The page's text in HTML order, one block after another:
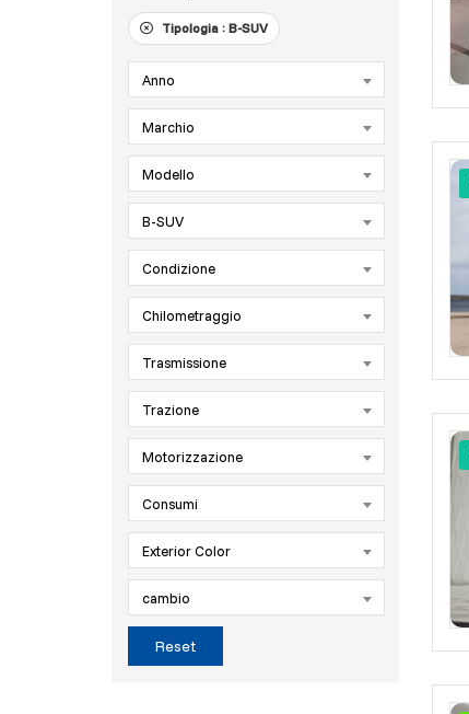
Tipologia : B-SUV
Anno
Marchio
Modello
B-SUV
Condizione
Chilometraggio
Trasmissione
Trazione
Motorizzazione
Consumi
Exterior Color
cambio
Reset